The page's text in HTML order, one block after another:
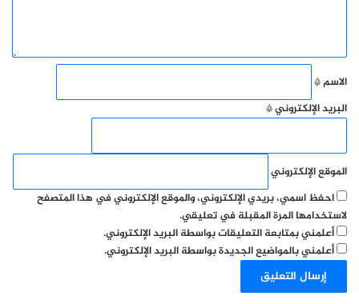
الاسم*
البريد الإلكتروني*
الموقع الإلكتروني
احفظ اسمي، بريدي الإلكتروني، والموقع الإلكتروني في هذا المتصفح
لاستخدامها المرة المقبلة في تعليقي.
أعلمني بمتابعة التعليقات بواسطة البريد الإلكتروني.
أعلمني بالمواضيع الجديدة بواسطة البريد الإلكتروني.